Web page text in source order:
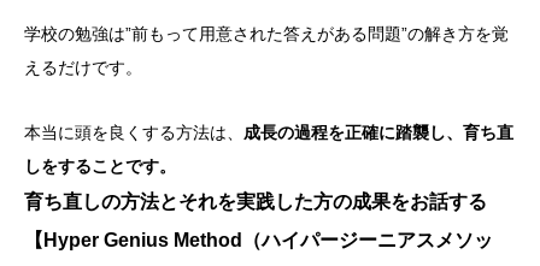
学校の勉強は”前もって用意された答えがある問題”の解き方を覚
えるだけです。
本当に頭を良くする方法は、 成長の過程を正確に踏襲し、育ち直
しをすることです。
育ち直しの方法とそれを実践した方の成果をお話する
【Hyper Genius Method（ハイパージーニアスメソッ